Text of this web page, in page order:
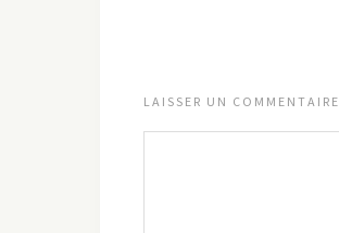
LAISSER UN COMMENTAIRE